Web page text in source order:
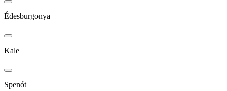
Édesburgonya
Kale
Spenót